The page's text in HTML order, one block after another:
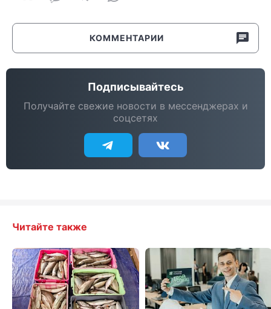
КОММЕНТАРИИ
Подписывайтесь
Получайте свежие новости в мессенджерах и
соцсетях
Читайте также